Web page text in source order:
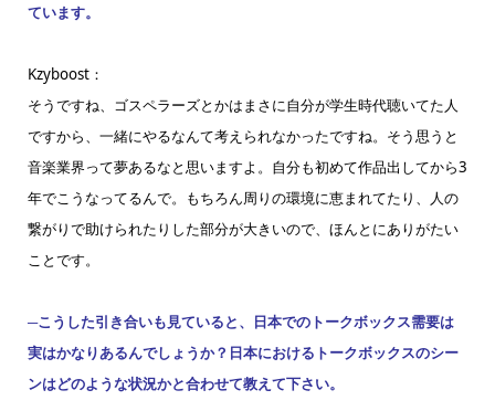
ています。
Kzyboost：
そうですね、ゴスペラーズとかはまさに自分が学生時代聴いてた人
ですから、一緒にやるなんて考えられなかったですね。そう思うと
音楽業界って夢あるなと思いますよ。自分も初めて作品出してから3
年でこうなってるんで。もちろん周りの環境に恵まれてたり、人の
繋がりで助けられたりした部分が大きいので、ほんとにありがたい
ことです。
─こうした引き合いも見ていると、日本でのトークボックス需要は
実はかなりあるんでしょうか？日本におけるトークボックスのシー
ンはどのような状況かと合わせて教えて下さい。